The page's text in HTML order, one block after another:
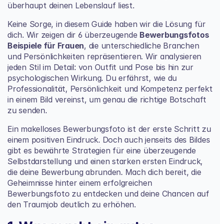
überhaupt deinen Lebenslauf liest.
Keine Sorge, in diesem Guide haben wir die Lösung für
dich. Wir zeigen dir 6 überzeugende Bewerbungsfotos
Beispiele für Frauen, die unterschiedliche Branchen
und Persönlichkeiten repräsentieren. Wir analysieren
jeden Stil im Detail: von Outfit und Pose bis hin zur
psychologischen Wirkung. Du erfährst, wie du
Professionalität, Persönlichkeit und Kompetenz perfekt
in einem Bild vereinst, um genau die richtige Botschaft
zu senden.
Ein makelloses Bewerbungsfoto ist der erste Schritt zu
einem positiven Eindruck. Doch auch jenseits des Bildes
gibt es bewährte Strategien für eine überzeugende
Selbstdarstellung und einen starken ersten Eindruck,
die deine Bewerbung abrunden. Mach dich bereit, die
Geheimnisse hinter einem erfolgreichen
Bewerbungsfoto zu entdecken und deine Chancen auf
den Traumjob deutlich zu erhöhen.